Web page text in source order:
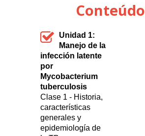
Conteúdo
Unidad 1:
Manejo de la
infección latente
por
Mycobacterium
tuberculosis
Clase 1 - Historia,
características
generales y
epidemiología de